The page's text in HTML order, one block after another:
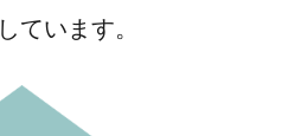
ています。